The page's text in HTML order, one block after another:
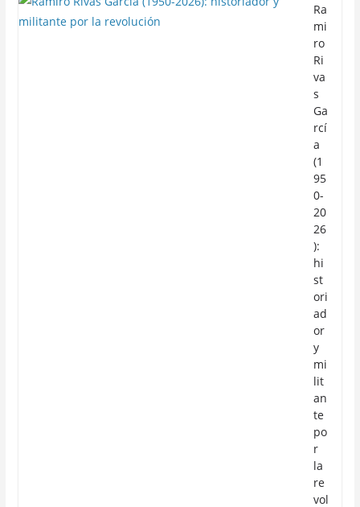
Ra
mi
ro
Ri
va
s
Ga
rcí
a
(1
95
0-
20
26
):
hi
st
ori
ad
or
y
mi
lit
an
te
po
r
la
re
vol